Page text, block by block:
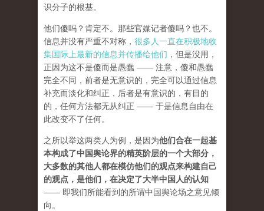
识分子的根基。
他们傻吗？肯定不。那些官媒记者傻吗？也不。
信息并没有严重不对称， 很多人一直在积极地收
集国际上最新的信息并传播给他们 ，但是没用，
正因为这不是傻而是愚蠢 —— 注意，傻和愚蠢
完全不同，前者是无意识的，完全可以通过信息
补充而淡化和纠正，后者是有意识的，有目的
的，任何方法都无从纠正 —— 于是信息自由在
此改变不了任何。
之所以举这两类人为例，是因为他们合在一起基
本构成了中国舆论界的精英阶层的一个大部分，
大多数的其他人都在模仿他们的观点来构建自己
的观点，是他们，在决定了大半中国人的认知
—— 即我们所能看到的所谓中国舆论场之意见倾
向。